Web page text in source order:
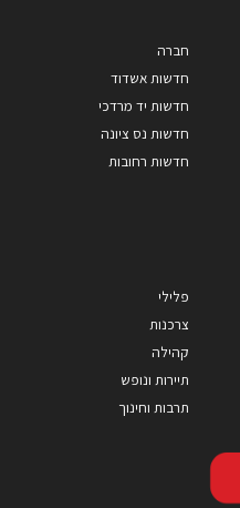
חברה
חדשות אשדוד
חדשות יד מרדכי
חדשות נס ציונה
חדשות רחובות
פלילי
צרכנות
קהילה
תיירות ונופש
תרבות וחינוך